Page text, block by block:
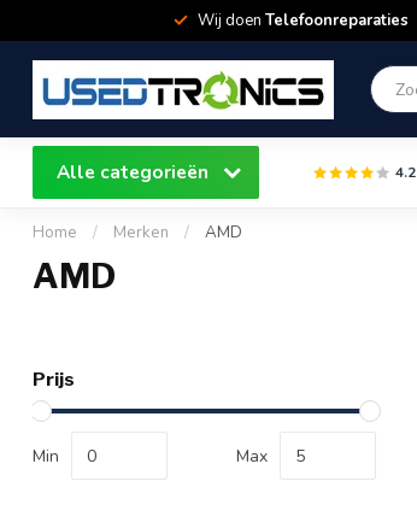
Wij doen Telefoonreparaties
Alle categorieën 4.2
Home / Merken / AMD
AMD
Prijs
Min Max